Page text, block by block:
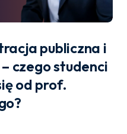
publiczna i
czego studenci
od prof.